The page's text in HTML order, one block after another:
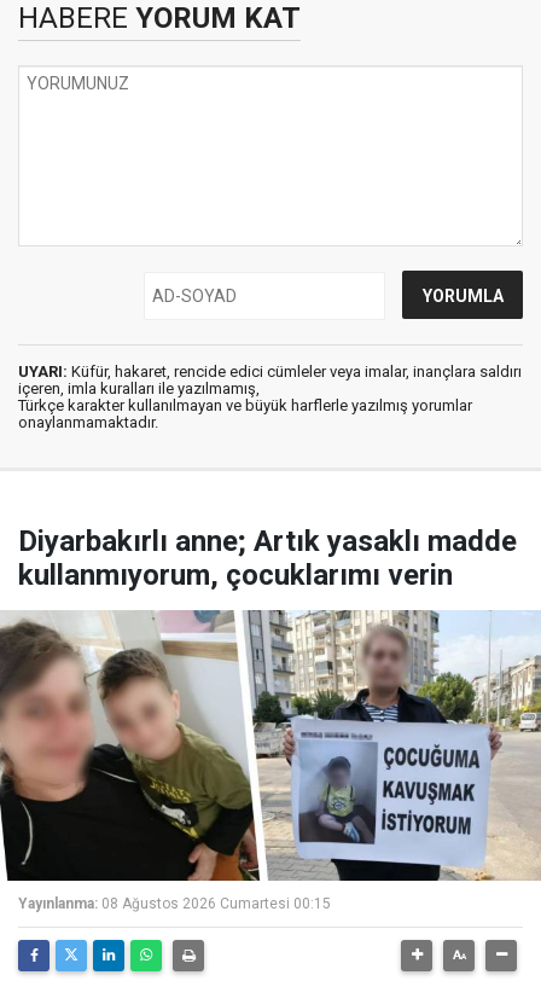
HABERE YORUM KAT
UYARI: Küfür, hakaret, rencide edici cümleler veya imalar, inançlara saldırı
içeren, imla kuralları ile yazılmamış,
Türkçe karakter kullanılmayan ve büyük harflerle yazılmış yorumlar
onaylanmamaktadır.
Diyarbakırlı anne; Artık yasaklı madde
kullanmıyorum, çocuklarımı verin
Yayınlanma: 08 Ağustos 2026 Cumartesi 00:15